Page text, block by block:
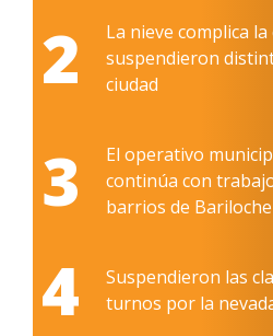
2
La nieve complica
suspendieron
ciudad
3
El operativo
continúa con
barrios de Bariloche
4
Suspendieron las
turnos por la